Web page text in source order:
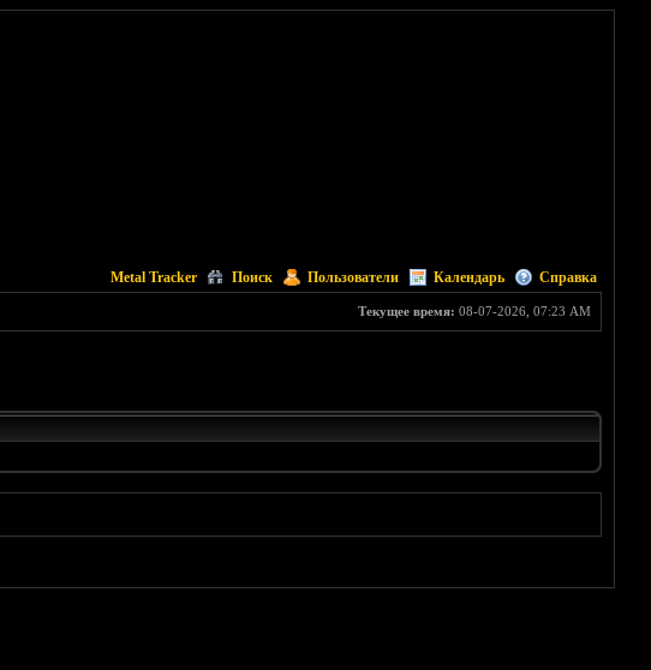
Metal Tracker Поиск Пользователи Календарь Справка
Текущее время: 08-07-2026, 07:23 AM